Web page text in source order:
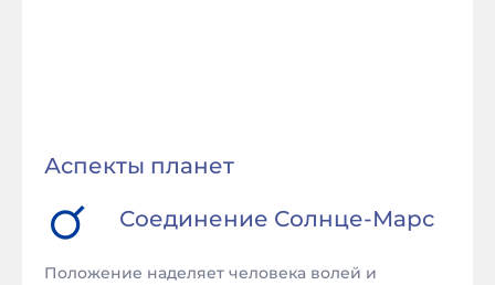
Аспекты планет
Соединение Солнце-Марс
Положение наделяет человека волей и